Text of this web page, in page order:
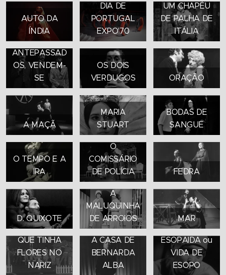
AUTO DA
ÍNDIA
DIA DE
PORTUGAL
EXPO'70
UM CHAPÉU
DE PALHA DE
ITÁLIA
ANTEPASSAD
OS, VENDEM-
SE
OS DOIS
VERDUGOS
ORAÇÃO
A MAÇÃ
MARIA
STUART
BODAS DE
SANGUE
O TEMPO E A
IRA
O
COMISSÁRIO
DE POLÍCIA
FEDRA
D. QUIXOTE
A
MALUQUINHA
DE ARROIOS
MAR
A
PASTORINHA
E O COMBOIO
| O FEITICEIRO
QUE TINHA
FLORES NO
NARIZ
A CASA DE
BERNARDA
ALBA
ESOPAIDA ou
VIDA DE
ESOPO